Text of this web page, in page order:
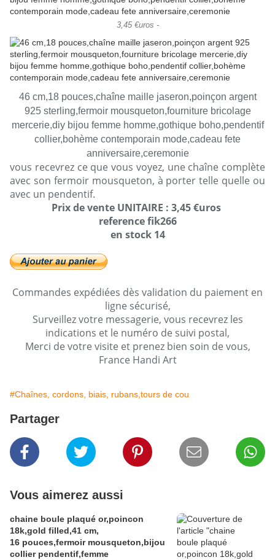
3,45 €uros -
46 cm,18 pouces,chaîne maille jaseron,poinçon argent
925 sterling,fermoir mousqueton,fourniture bricolage
mercerie,diy bijou femme homme,gothique boho,pendentif
collier,bohème contemporain mode,cadeau fete
anniversaire,ceremonie
vous recevrez ce que vous voyez, une chaîne complète
avec son fermoir mousqueton, à porter telle quelle ou
avec un pendentif.
Prix de vente UNITAIRE : 3,45 €uros
reference fik266
en stock 14
Commandes expédiées dès validation du paiement en
ligne sécurisé,
Surveillez votre messagerie, vous recevrez les
indications et le numéro de suivi postal,
Merci de votre visite et prenez bien soin de vous,
France Handi Art
#Chaînes, cordons, biais, rubans,tours de cou
Partager
Vous aimerez aussi
chaine boule plaqué or,poincon
18k,gold filled,41 cm,
16 pouces,fermoir mousqueton,bijou
collier pendentif,femme